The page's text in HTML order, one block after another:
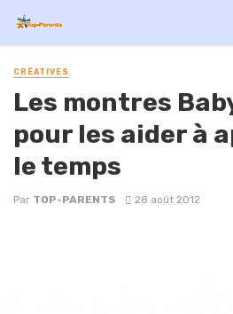
CRÉATIVES
Les montres
pour les aider à
le temps
Par TOP-PARENTS 28 août 2012